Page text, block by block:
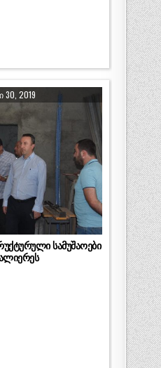
30, 2019
სამუშაოები